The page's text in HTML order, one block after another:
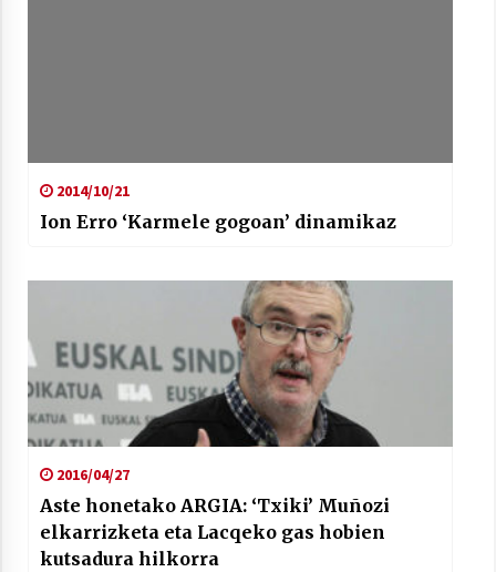
2014/10/21
Ion Erro ‘Karmele gogoan’ dinamikaz
2016/04/27
Aste honetako ARGIA: ‘Txiki’ Muñozi
elkarrizketa eta Lacqeko gas hobien
kutsadura hilkorra